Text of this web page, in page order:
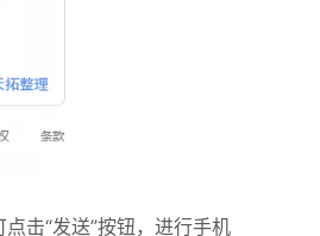
击“发送”按钮，进行手机